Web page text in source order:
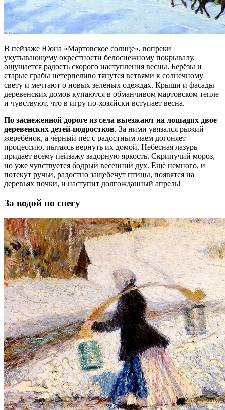
В пейзаже Юона «Мартовское солнце», вопреки
укутывающему окрестности белоснежному покрывалу,
ощущается радость скорого наступления весны. Берёзы и
старые грабы нетерпеливо тянутся ветвями к солнечному
свету и мечтают о новых зелёных одеждах. Крыши и фасады
деревенских домов купаются в обманчивом мартовском тепле
и чувствуют, что в игру по-хозяйски вступает весна.
По заснеженной дороге из села выезжают на лошадях двое
деревенских детей-подростков. За ними увязался рыжий
жеребёнок, а чёрный пёс с радостным лаем догоняет
процессию, пытаясь вернуть их домой. Небесная лазурь
придаёт всему пейзажу задорную яркость. Скрипучий мороз,
но уже чувствуется бодрый весенний дух. Ещё немного, и
потекут ручьи, радостно защебечут птицы, появятся на
деревьях почки, и наступит долгожданный апрель!
За водой по снегу